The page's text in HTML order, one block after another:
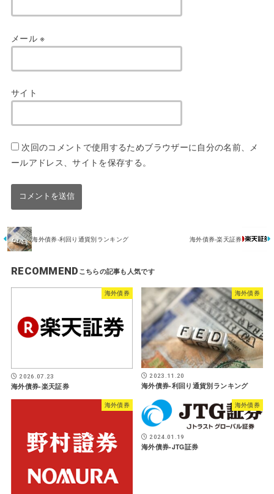
メール※
サイト
次回のコメントで使用するためブラウザーに自分の名前、メ
ールアドレス、サイトを保存する。
海外債券-利回り通貨別ランキング 海外債券-楽天証券
RECOMMEND
海外債券
2026.07.23
海外債券-楽天証券
海外債券
2023.11.20
海外債券-利回り通貨別ランキング
海外債券 海外債券
2024.01.19
海外債券-JTG証券